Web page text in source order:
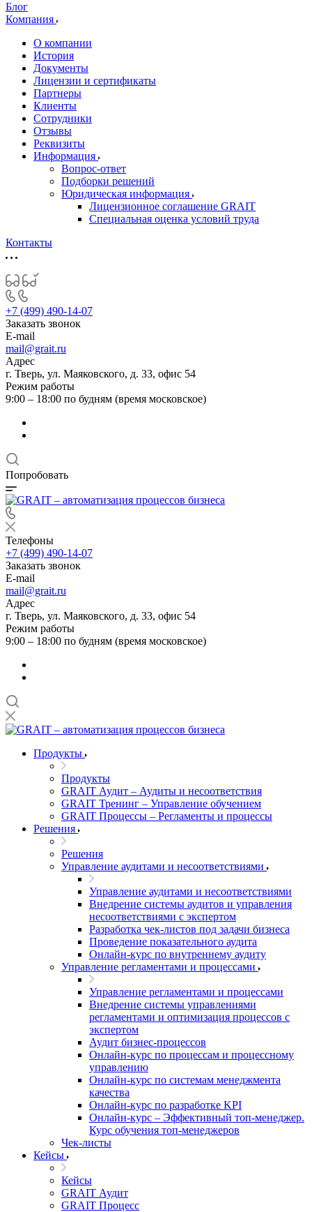
Блог
Компания
О компании
История
Документы
Лицензии и сертификаты
Партнеры
Клиенты
Сотрудники
Отзывы
Реквизиты
Информация
Вопрос-ответ
Подборки решений
Юридическая информация
Лицензионное соглашение GRAIT
Специальная оценка условий труда
Контакты
+7 (499) 490-14-07
Заказать звонок
E-mail
mail@grait.ru
Адрес
г. Тверь, ул. Маяковского, д. 33, офис 54
Режим работы
9:00 – 18:00 по будням (время московское)
Попробовать
Телефоны
+7 (499) 490-14-07
Заказать звонок
E-mail
mail@grait.ru
Адрес
г. Тверь, ул. Маяковского, д. 33, офис 54
Режим работы
9:00 – 18:00 по будням (время московское)
Продукты
Продукты
GRAIT Аудит – Аудиты и несоответствия
GRAIT Тренинг – Управление обучением
GRAIT Процессы – Регламенты и процессы
Решения
Решения
Управление аудитами и несоответствиями
Управление аудитами и несоответствиями
Внедрение системы аудитов и управления
несоответствиями с экспертом
Разработка чек-листов под задачи бизнеса
Проведение показательного аудита
Онлайн-курс по внутреннему аудиту
Управление регламентами и процессами
Управление регламентами и процессами
Внедрение системы управлениями
регламентами и оптимизация процессов с
экспертом
Аудит бизнес-процессов
Онлайн-курс по процессам и процессному
управлению
Онлайн-курс по системам менеджмента
качества
Онлайн-курс по разработке KPI
Онлайн-курс – Эффективный топ-менеджер.
Курс обучения топ-менеджеров
Чек-листы
Кейсы
Кейсы
GRAIT Аудит
GRAIT Процесс